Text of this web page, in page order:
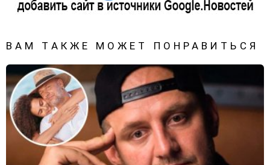
ВАМ ТАКЖЕ МОЖЕТ ПОНРАВИТЬСЯ